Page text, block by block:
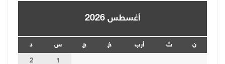
أغسطس 2026
ن ث أرب خ ج س
د
1
2